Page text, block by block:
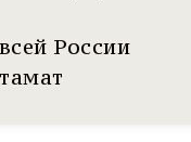
России